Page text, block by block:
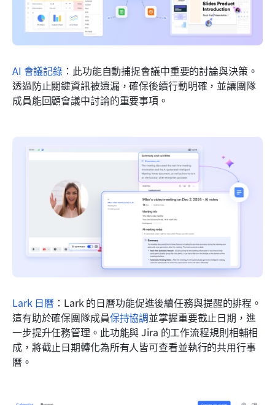
AI 會議記錄 ：此功能自動捕捉會議中重要的討論與決策。
透過防止關鍵資訊被遺漏，確保後續行動明確，並讓團隊
成員能回顧會議中討論的重要事項。
Lark 日曆 ：Lark 的日曆功能促進後續任務與提醒的排程。
這有助於確保團隊成員保持協調並掌握重要截止日期，進
一步提升任務管理。此功能與 Jira 的工作流程規則相輔相
成，將截止日期轉化為所有人皆可查看並執行的共用行事
曆。